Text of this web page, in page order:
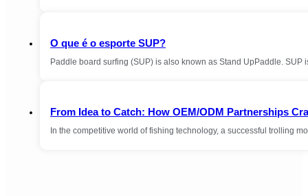
O que é o esporte SUP?
Paddle board surfing (SUP) is also known as Stand UpPaddle.
From Idea to Catch: How OEM/ODM Partnerships
In the competitive world of fishing technology, a successful trolling